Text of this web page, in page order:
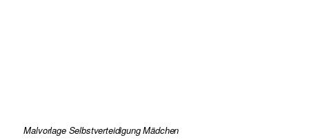
Malvorlage Selbstverteidigung Mädchen